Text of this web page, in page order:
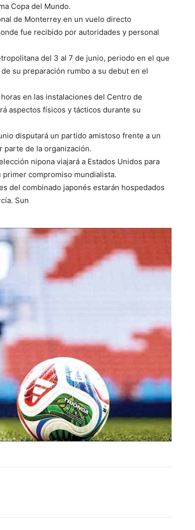
Copa del Mundo.
de Monterrey en un vuelo directo
fue recibido por autoridades y personal
del 3 al 7 de junio, periodo en el que
su preparación rumbo a su debut en el
en las instalaciones del Centro de
aspectos físicos y tácticos durante su
disputará un partido amistoso frente a un
parte de la organización.
nipona viajará a Estados Unidos para
compromiso mundialista.
del combinado japonés estarán hospedados
Sun